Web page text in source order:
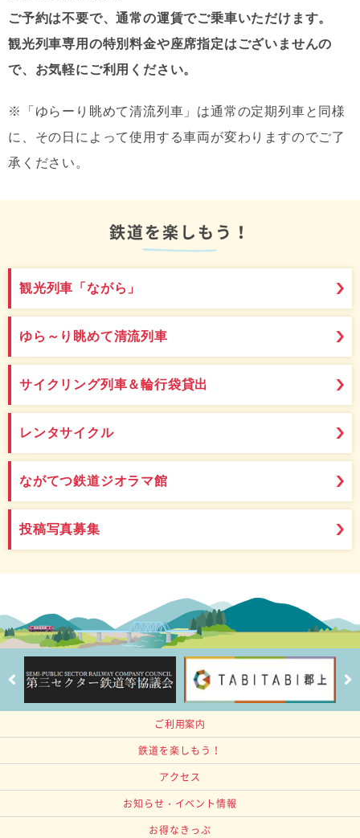
ご予約は不要で、通常の運賃でご乗車いただけます。
観光列車専用の特別料金や座席指定はございませんの
で、お気軽にご利用ください。
※「ゆらーり眺めて清流列車」は通常の定期列車と同様
に、その日によって使用する車両が変わりますのでご了
承ください。
鉄道を楽しもう！
観光列車「ながら」
ゆら～り眺めて清流列車
サイクリング列車＆輪行袋貸出
レンタサイクル
ながてつ鉄道ジオラマ館
投稿写真募集
ご利用案内
鉄道を楽しもう！
アクセス
お知らせ・イベント情報
お得なきっぷ